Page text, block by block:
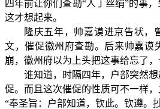
四年前让你们查勘“人丁丝绢”的事
这才想起来。
隆庆五年，帅嘉谟进京告状，
文，催促徽州府查勘。后来帅嘉谟
崩，徽州府以为上头把这事给忘了，
谁知道，时隔四年，户部突然
促。而且这次催促的性质可不一样，
“奉圣旨：户部知道，钦此。钦遵。